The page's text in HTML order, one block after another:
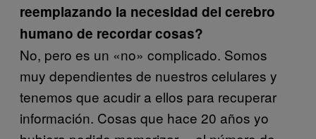
reemplazando la necesidad del cerebro
humano de recordar cosas?
No, pero es un «no» complicado. Somos
muy dependientes de nuestros celulares y
tenemos que acudir a ellos para recuperar
información. Cosas que hace 20 años yo